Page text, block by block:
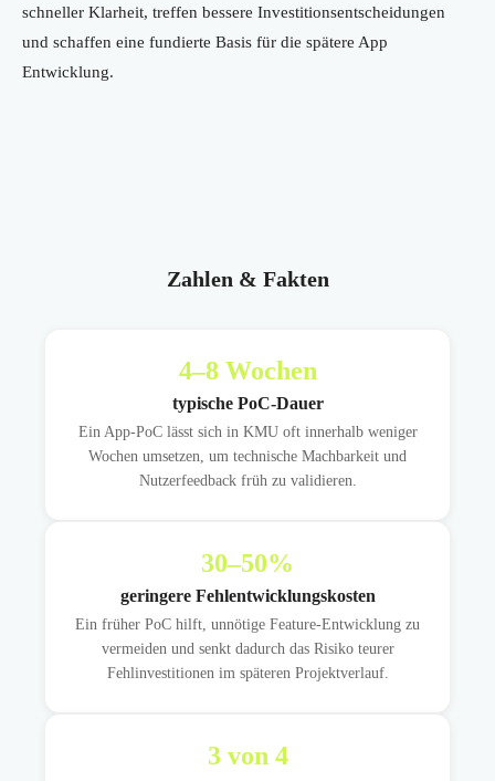
schneller Klarheit, treffen bessere Investitionsentscheidungen
und schaffen eine fundierte Basis für die spätere App
Entwicklung.
Zahlen & Fakten
4–8 Wochen
typische PoC-Dauer
Ein App-PoC lässt sich in KMU oft innerhalb weniger
Wochen umsetzen, um technische Machbarkeit und
Nutzerfeedback früh zu validieren.
30–50%
geringere Fehlentwicklungskosten
Ein früher PoC hilft, unnötige Feature-Entwicklung zu
vermeiden und senkt dadurch das Risiko teurer
Fehlinvestitionen im späteren Projektverlauf.
3von 4